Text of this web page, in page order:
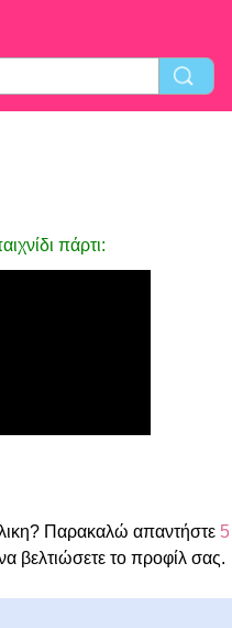
πάρτι:
Παρακαλώ απαντήστε 5
βελτιώσετε το προφίλ σας.